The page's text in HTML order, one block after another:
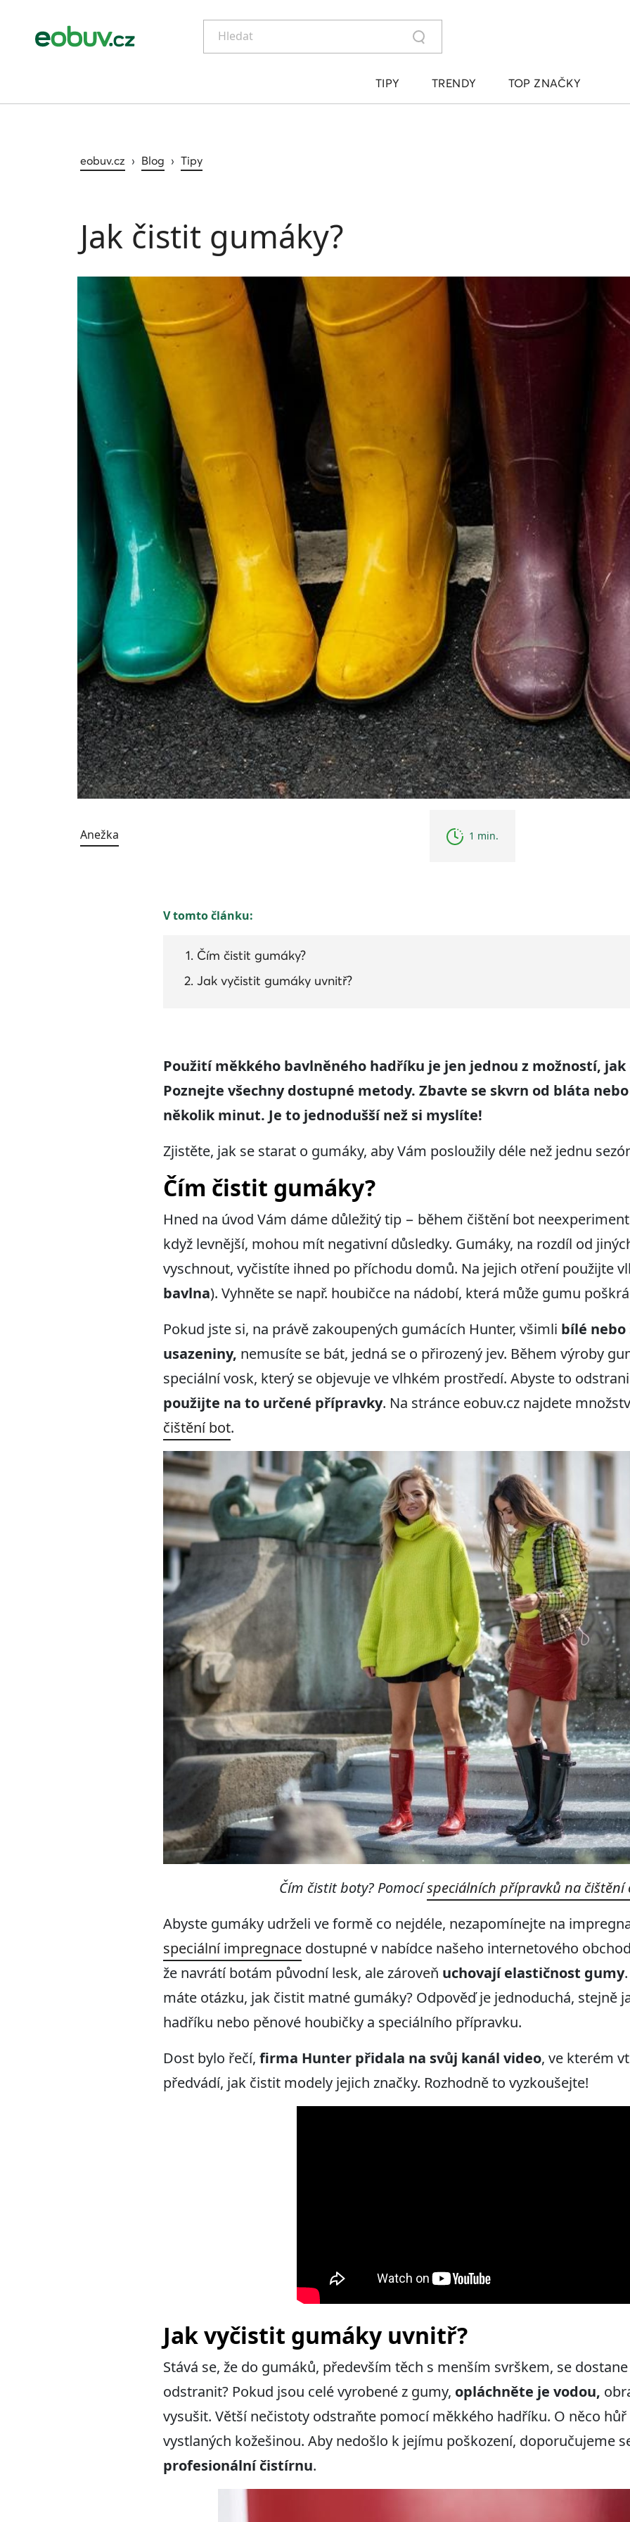
Hledat
TIPY TRENDY TOP ZNAČKY
eobuv.cz › Blog › Tipy
Jak čistit gumáky?
Anežka 1 min.
V tomto článku:
Čím čistit gumáky?
Jak vyčistit gumáky uvnitř?
Použití měkkého bavlněného hadříku je jen jednou z možností,
Poznejte všechny dostupné metody. Zbavte se skvrn od bláta
několik minut. Je to jednodušší než si myslíte!
Zjistěte, jak se starat o gumáky, aby Vám posloužily déle než jednu
Čím čistit gumáky?
Hned na úvod Vám dáme důležitý tip − během čištění bot
když levnější, mohou mít negativní důsledky. Gumáky, na rozdíl od
vyschnout, vyčistíte ihned po příchodu domů. Na jejich otření použijte
bavlna). Vyhněte se např. houbičce na nádobí, která může gumu
Pokud jste si, na právě zakoupených gumácích Hunter, všimli bílé nebo
usazeniny, nemusíte se bát, jedná se o přirozený jev. Během výroby
speciální vosk, který se objevuje ve vlhkém prostředí. Abyste to
použijte na to určené přípravky. Na stránce eobuv.cz najdete
čištění bot.
Čím čistit boty? Pomocíspeciálních přípravků na čištění
Abyste gumáky udrželi ve formě co nejdéle, nezapomínejte na
speciální impregnace dostupné v nabídce našeho internetového
že navrátí botám původní lesk, ale zároveň uchovají elastičnost gumy
máte otázku, jak čistit matné gumáky? Odpověď je jednoduchá, stejně
hadříku nebo pěnové houbičky a speciálního přípravku.
Dost bylo řečí, firma Hunter přidala na svůj kanál video, ve kterém
předvádí, jak čistit modely jejich značky. Rozhodně to vyzkoušejte!
Jak vyčistit gumáky uvnitř?
Stává se, že do gumáků, především těch s menším svrškem, se
odstranit? Pokud jsou celé vyrobené z gumy, opláchněte je vodou,
vysušit. Větší nečistoty odstraňte pomocí měkkého hadříku. O něco
vystlaných kožešinou. Aby nedošlo k jejímu poškození, doporučujeme
profesionální čistírnu.